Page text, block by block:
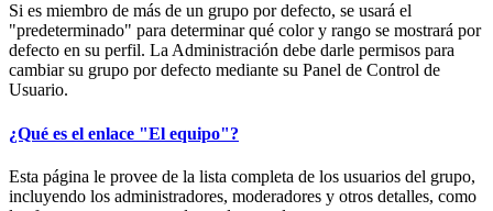
Si es miembro de más de un grupo por defecto, se usará el
"predeterminado" para determinar qué color y rango se mostrará por
defecto en su perfil. La Administración debe darle permisos para
cambiar su grupo por defecto mediante su Panel de Control de
Usuario.
¿Qué es el enlace "El equipo"?
Esta página le provee de la lista completa de los usuarios del grupo,
incluyendo los administradores, moderadores y otros detalles, como